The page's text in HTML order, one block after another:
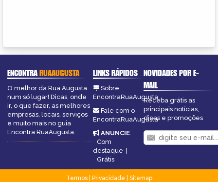
ENCONTRARUAAUGUSTA
O melhor da Rua Augusta
num só lugar! Dicas, onde
ir, o que fazer, as melhores
empresas, locais, serviços
e muito mais no guia
Encontra RuaAugusta.
LINKS RÁPIDOS
Sobre
EncontraRuaAugusta
Fale com o
EncontraRuaAugusta
ANUNCIE:
Com
destaque |
Grátis
NOVIDADES POR E-
MAIL
Receba grátis as
principais notícias,
dicas e promoções
Termos| Privacidade
Sitemap